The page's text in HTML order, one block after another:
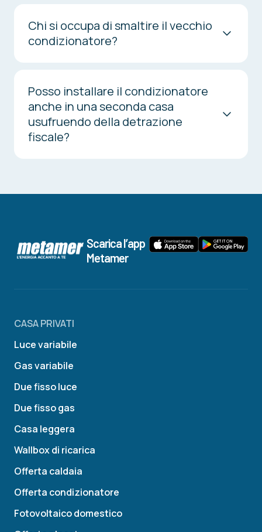
Chi si occupa di smaltire il vecchio
condizionatore?
Posso installare il condizionatore
anche in una seconda casa
usufruendo della detrazione
fiscale?
Scarica l’app
Metamer
CASA PRIVATI
Luce variabile
Gas variabile
Due fisso luce
Due fisso gas
Casa leggera
Wallbox di ricarica
Offerta caldaia
Offerta condizionatore
Fotovoltaico domestico